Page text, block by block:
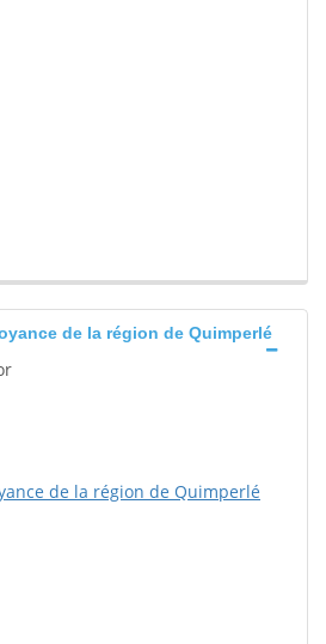
de la région de Quimperlé
de la région de Quimperlé